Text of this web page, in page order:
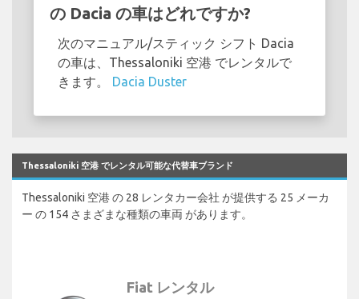
の Dacia の車はどれですか?
次のマニュアル/スティック シフト Dacia
の車は、Thessaloniki 空港 でレンタルで
きます。 Dacia Duster
Thessaloniki 空港 でレンタル可能な代替車ブランド
Thessaloniki 空港 の 28 レンタカー会社 が提供する 25 メーカ
ー の 154 さまざまな種類の車両 があります。
Fiat レンタル